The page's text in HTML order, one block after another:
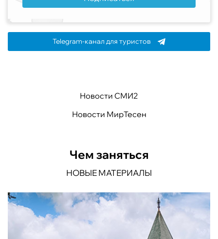
Telegram-канал для туристов
Новости СМИ2
Новости МирТесен
Чем заняться
НОВЫЕ МАТЕРИАЛЫ